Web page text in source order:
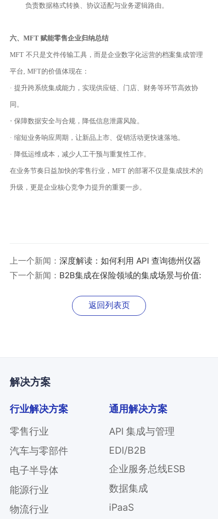
负责数据格式转换、协议适配与业务逻辑路由。
六、MFT 赋能零售企业归纳总结
MFT 不只是文件传输工具，而是企业数字化运营的档案集成管理
平台, MFT的价值体现在：
· 提升跨系统集成能力，实现供应链、门店、财务等环节高效协
同。
· 保障数据安全与合规，降低信息泄露风险。
· 缩短业务响应周期，让新品上市、促销活动更快速落地。
· 降低运维成本，减少人工干预与重复性工作。
在业务节奏日益加快的零售行业，MFT 的部署不仅是集成技术的
升级，更是企业核心竞争力提升的重要一步。
上一个新闻： 深度解读：如何利用 API 查询德州仪器
(TI)芯片产品的详细信息？
下一个新闻： B2B集成在保险领域的集成场景与价值:
返回列表页
解决方案
行业解决方案
零售行业
汽车与零部件
电子半导体
能源行业
物流行业
通用解决方案
API 集成与管理
EDI/B2B
企业服务总线ESB
数据集成
iPaaS